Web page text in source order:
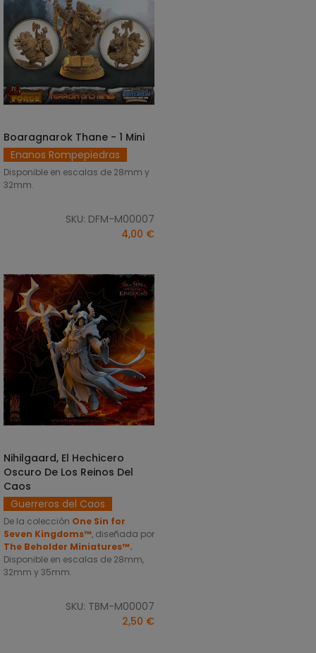
SELECCIONAR OPCIONES
Boaragnarok Thane - 1 Mini
Enanos Rompepiedras
Disponible en escalas de 28mm y
32mm.
SKU: DFM-M00007
4,00 €
SELECCIONAR OPCIONES
Nihilgaard, El Hechicero
Oscuro De Los Reinos Del
Caos
Guerreros del Caos
De la colección One Sin for
Seven Kingdoms™, diseñada por
The Beholder Miniatures™.
Disponible en escalas de 28mm,
32mm y 35mm.
SKU: TBM-M00007
2,50 €